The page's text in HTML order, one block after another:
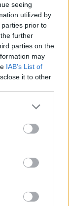
seeing
utilized by
prior to
further
parties on the
may
IAB’s List of
it to other
Spain|Esim